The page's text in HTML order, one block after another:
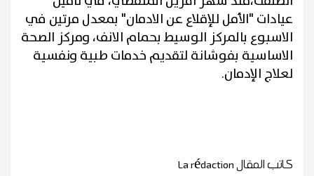
عيادات "الأمل للإقلاع عن الادمان" بمعدل مرتين في
الاسبوع بالمركز الوسيط بحمام الانف، ومركز الصحة
الاساسية بفوشانة لتقديم خدمات طبية ونفسية
لعلاج الإدمان.
كاتب المقالLa rédaction